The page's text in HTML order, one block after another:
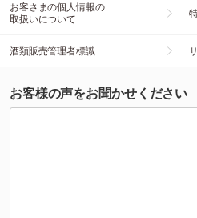
お客さまの個人情報の
取扱いについて
酒類販売管理者標識
お客様の声をお聞かせください